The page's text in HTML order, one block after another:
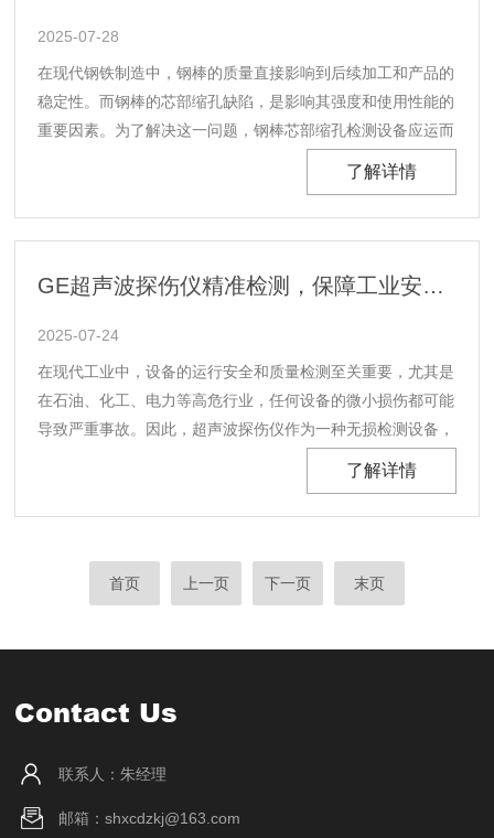
2025-07-28
在现代钢铁制造中，钢棒的质量直接影响到后续加工和产品的
稳定性。而钢棒的芯部缩孔缺陷，是影响其强度和使用性能的
重要因素。为了解决这一问题，钢棒芯部缩孔检测设备应运而
生，成为了钢铁行业中至关重要的高精度检测工具。本文将围
1.检测钢棒芯部的内在缺陷钢棒的生产过程中，往往会......
了解详情
GE超声波探伤仪精准检测，保障工业安全的*设备
2025-07-24
在现代工业中，设备的运行安全和质量检测至关重要，尤其是
在石油、化工、电力等高危行业，任何设备的微小损伤都可能
导致严重事故。因此，超声波探伤仪作为一种无损检测设备，
已广泛应用于各类工业检查中。GE超声波探伤仪凭借其杰出
将围绕设备的功能特点进行分析，深入探讨它如何为工业......
了解详情
首页 上一页 下一页 末页
Contact Us
联系人：朱经理
邮箱：shxcdzkj@163.com